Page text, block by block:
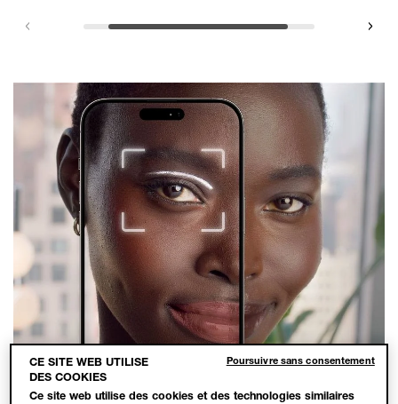
CE SITE WEB UTILISE
DES COOKIES
Ce site web utilise des cookies et des technologies similaires
Poursuivre sans consentement